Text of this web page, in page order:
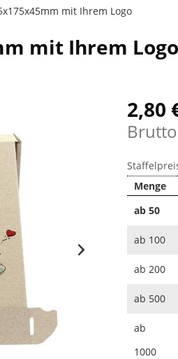
mit Ihrem Logo
mit Ihrem Logo
2,80
Menge
ab50
ab 100
ab 200
ab 500
ab
1000